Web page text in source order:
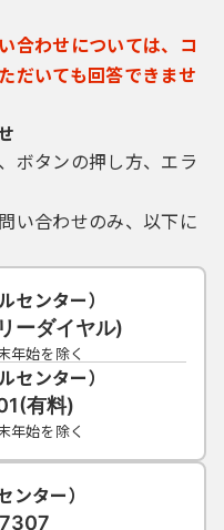
ＩＤを必要とす
た利用者ＩＤ及
て当該利用者Ｉ
により発生した
を負いません。
又はパスワード
新規の利用者Ｉ
じ利用者ＩＤを
れなかった利用
す。削除後にシ
に利用者ＩＤを
ム提供事業者(コ
，登録されてい
又は既に発行さ
する問合せに
合わせについては、コ
だいても回答できませ
ボタンの押し方、エラ
い合わせのみ、以下に
センター）
ーダイヤル)
年始を除く
センター）
有料)
年始を除く
ンター）